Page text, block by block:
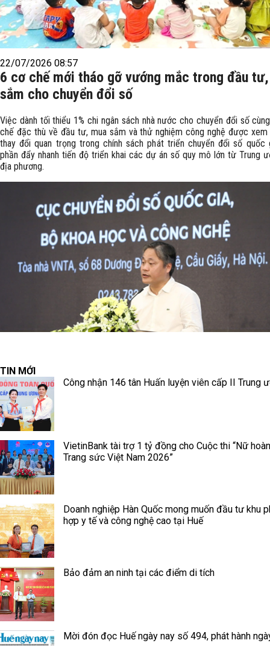
22/07/2026 08:57
6 cơ chế mới tháo gỡ vướng mắc trong đầu
sắm cho chuyển đổi số
Việc dành tối thiểu 1% chi ngân sách nhà nước cho chuyển đổi số
chế đặc thù về đầu tư, mua sắm và thử nghiệm công nghệ được
thay đổi quan trọng trong chính sách phát triển chuyển đổi số quốc
phần đẩy nhanh tiến độ triển khai các dự án số quy mô lớn từ Trung
địa phương.
TIN MỚI
Công nhận 146 tân Huấn luyện viên cấp II Trung
VietinBank tài trợ 1 tỷ đồng cho Cuộc thi “Nữ
Trang sức Việt Nam 2026”
Doanh nghiệp Hàn Quốc mong muốn đầu tư khu
hợp y tế và công nghệ cao tại Huế
Bảo đảm an ninh tại các điểm di tích
Mời đón đọc Huế ngày nay số 494, phát hành